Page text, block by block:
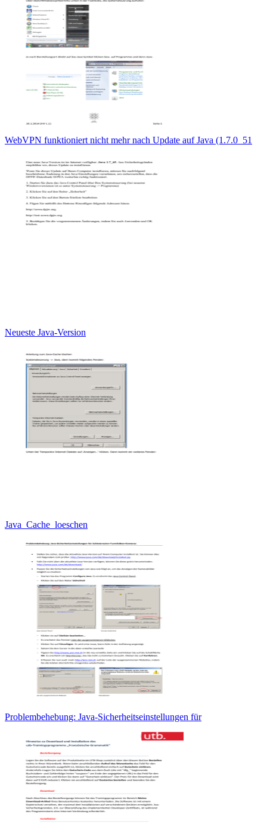
WebVPN funktioniert nicht mehr nach Update auf Java (1.7.0_51
Neueste Java-Version
Java_Cache_loeschen
Problembehebung: Java-Sicherheitseinstellungen für